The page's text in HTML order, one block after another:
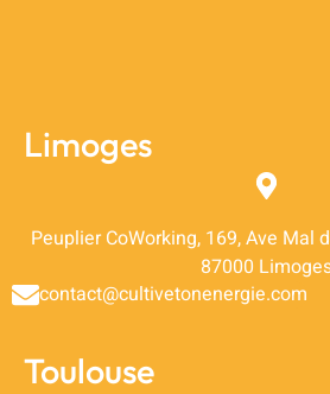
Limoges
Peuplier CoWorking, 169, Ave Mal
87000
contact@cultivetonenergie.com
Toulouse